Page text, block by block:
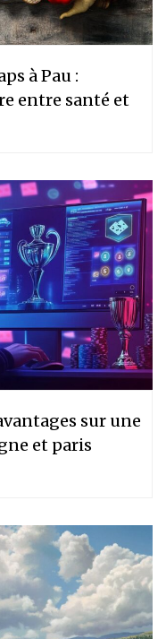
à Pau :
entre santé et
sur une
et paris